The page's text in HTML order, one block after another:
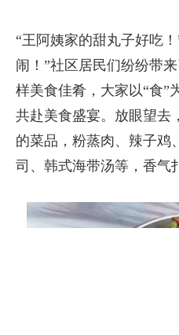
“王阿姨家的甜丸子好吃
闹！”社区居民们纷纷带
样美食佳肴，大家以“食”
共赴美食盛宴。放眼望去
的菜品，粉蒸肉、辣子鸡
司、韩式海带汤等，香气